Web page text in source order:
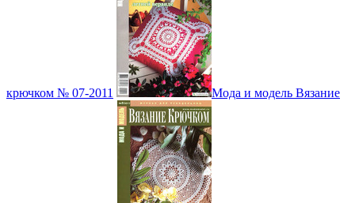
крючком № 07-2011 Мода и модель Вязание